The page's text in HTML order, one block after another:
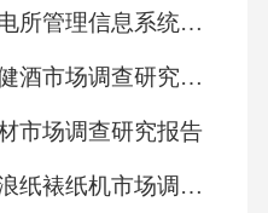
2026年中国农村供电所管理信息系统市场调查研究报告
2026年中国养腰保健酒市场调查研究报告
市场调查研究报告
2026年中国全自动浪纸裱纸机市场调查研究报告